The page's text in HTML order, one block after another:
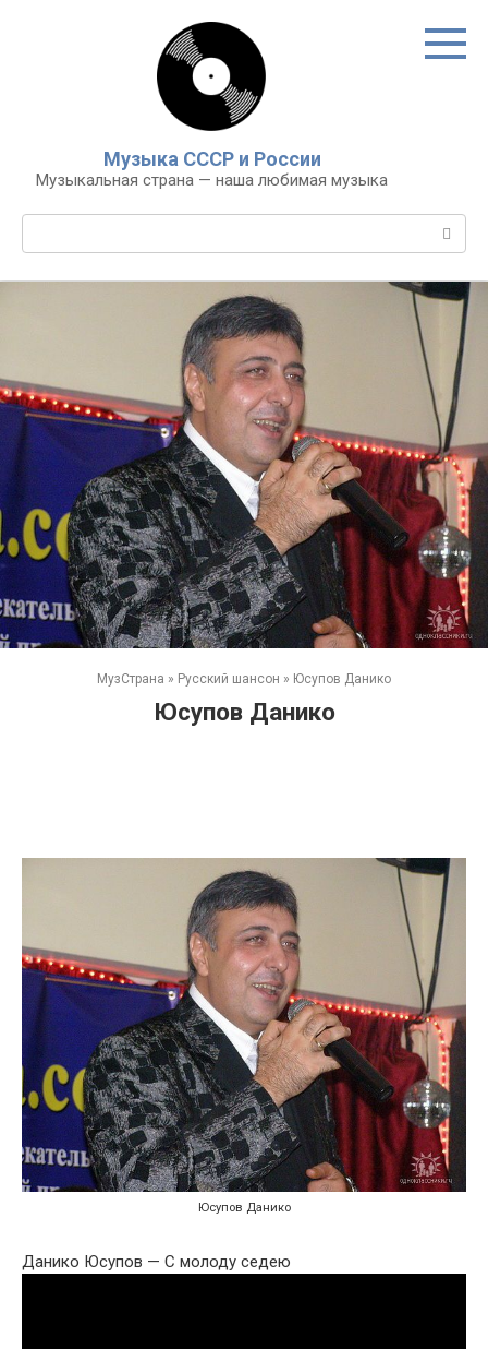
Музыка СССР и России
Музыкальная страна — наша любимая музыка
МузСтрана » Русский шансон » Юсупов Данико
Юсупов Данико
Юсупов Данико
Данико Юсупов — С молоду седею